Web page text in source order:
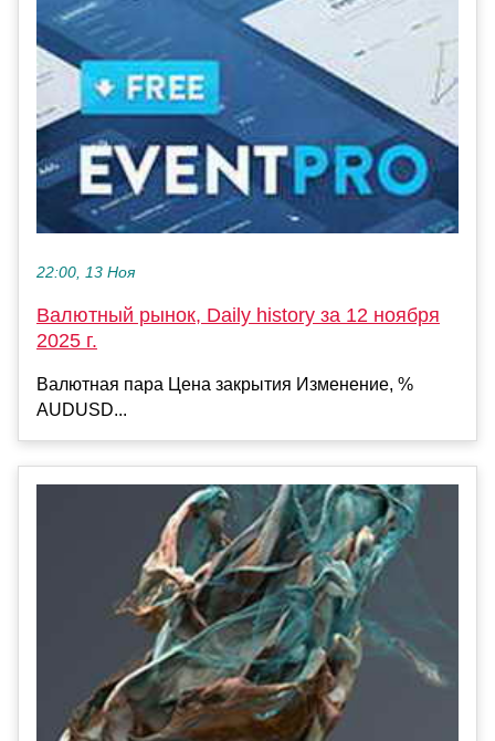
22:00, 13 Ноя
Валютный рынок, Daily history за 12 ноября
2025 г.
Валютная пара Цена закрытия Изменение, %
AUDUSD...